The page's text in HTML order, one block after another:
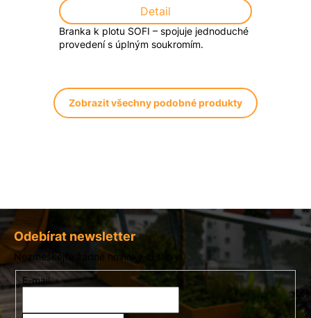
Detail
Branka k plotu SOFI – spojuje jednoduché
provedení s úplným soukromím.
Zobrazit všechny podobné produkty
Z
á
p
a
t
í
Odebírat newsletter
Nezmeškejte žádné novinky či slevy!
E-mail